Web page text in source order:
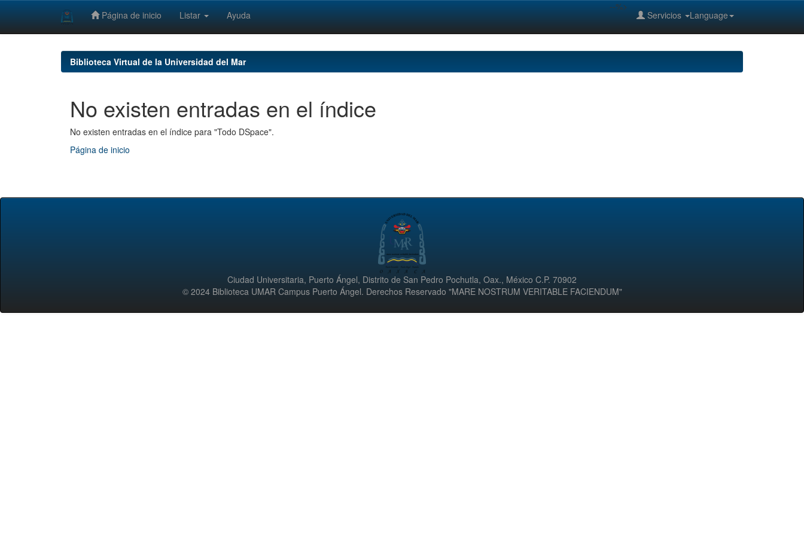
Página de inicio Listar Ayuda Language
Servicios
--%>
Biblioteca Virtual de la Universidad del Mar
No existen entradas en el índice
No existen entradas en el índice para "Todo DSpace".
Página de inicio
Ciudad Universitaria, Puerto Ángel, Distrito de San Pedro Pochutla, Oax., México C.P. 70902
© 2024 Biblioteca UMAR Campus Puerto Ángel. Derechos Reservado "MARE NOSTRUM VERITABLE FACIENDUM"